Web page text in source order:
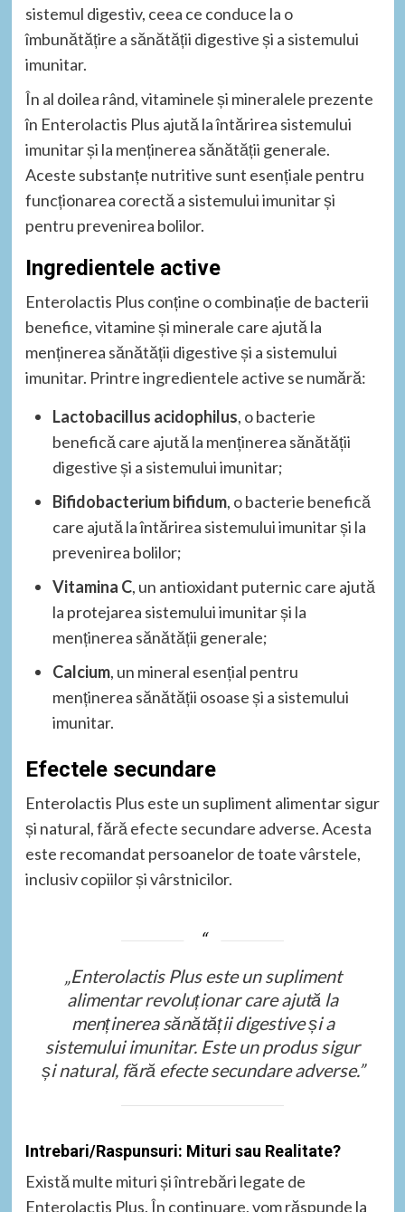
sistemul digestiv, ceea ce conduce la o
îmbunătățire a sănătății digestive și a sistemului
imunitar.
În al doilea rând, vitaminele și mineralele prezente
în Enterolactis Plus ajută la întărirea sistemului
imunitar și la menținerea sănătății generale.
Aceste substanțe nutritive sunt esențiale pentru
funcționarea corectă a sistemului imunitar și
pentru prevenirea bolilor.
Ingredientele active
Enterolactis Plus conține o combinație de bacterii
benefice, vitamine și minerale care ajută la
menținerea sănătății digestive și a sistemului
imunitar. Printre ingredientele active se numără:
Lactobacillus acidophilus, o bacterie
benefică care ajută la menținerea sănătății
digestive și a sistemului imunitar;
Bifidobacterium bifidum, o bacterie benefică
care ajută la întărirea sistemului imunitar și la
prevenirea bolilor;
Vitamina C, un antioxidant puternic care ajută
la protejarea sistemului imunitar și la
menținerea sănătății generale;
Calcium, un mineral esențial pentru
menținerea sănătății osoase și a sistemului
imunitar.
Efectele secundare
Enterolactis Plus este un supliment alimentar sigur
și natural, fără efecte secundare adverse. Acesta
este recomandat persoanelor de toate vârstele,
inclusiv copiilor și vârstnicilor.
„Enterolactis Plus este un supliment
alimentar revoluționar care ajută la
menținerea sănătății digestive și a
sistemului imunitar. Este un produs sigur
și natural, fără efecte secundare adverse.”
Intrebari/Raspunsuri: Mituri sau Realitate?
Există multe mituri și întrebări legate de
Enterolactis Plus. În continuare, vom răspunde la